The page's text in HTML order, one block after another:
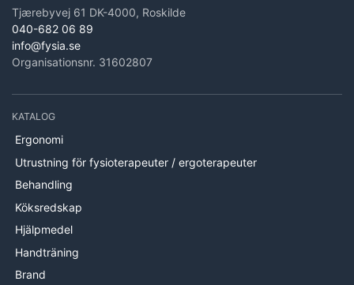
Tjærebyvej 61 DK-4000, Roskilde
040-682 06 89
info@fysia.se
Organisationsnr. 31602807
KATALOG
Ergonomi
Utrustning för fysioterapeuter / ergoterapeuter
Behandling
Köksredskap
Hjälpmedel
Handträning
Brand